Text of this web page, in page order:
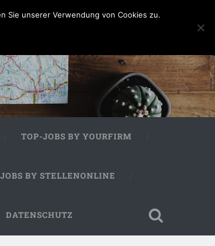
TOP-JOBS BY YOURFIRM
BY STELLENONLINE
DATENSCHUTZ
Sie unserer Verwendung von Cookies zu.